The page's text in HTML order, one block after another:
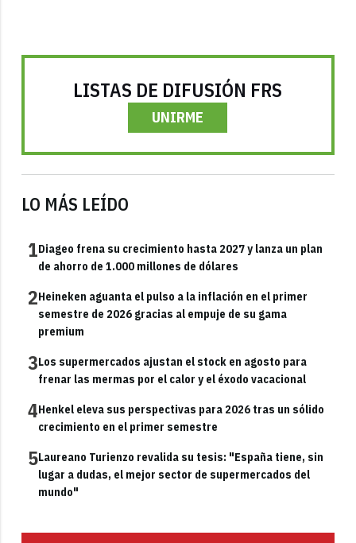
LISTAS DE DIFUSIÓN FRS
UNIRME
LO MÁS LEÍDO
1Diageo frena su crecimiento hasta 2027 y lanza un plan
de ahorro de 1.000 millones de dólares
2Heineken aguanta el pulso a la inflación en el primer
semestre de 2026 gracias al empuje de su gama
premium
3Los supermercados ajustan el stock en agosto para
frenar las mermas por el calor y el éxodo vacacional
4Henkel eleva sus perspectivas para 2026 tras un sólido
crecimiento en el primer semestre
5Laureano Turienzo revalida su tesis: "España tiene, sin
lugar a dudas, el mejor sector de supermercados del
mundo"